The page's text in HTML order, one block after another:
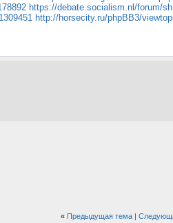
https://debate.socialism.nl/forum/
http://horsecity.ru/phpBB3/
« Предыдущая тема|